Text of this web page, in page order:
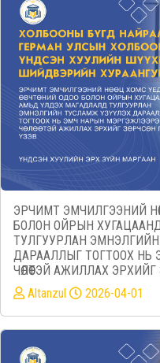
ЭРЧИМТ ЭМЧИЛГЭЭНИЙ
БОЛОН ОЙРЫН
ТУЛГУУРЛАН
ДАРААЛЛЫГ ТОГТООХ
ЧӨЛӨӨТЭЙ АЖИЛЛАХ ЭРХИЙГ
Altanzul
2026-04-01